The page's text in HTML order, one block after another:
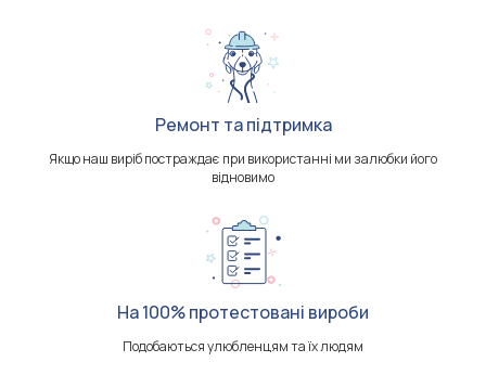
Ремонт та підтримка
Якщо наш виріб постраждає при використанні ми залюбки його
відновимо
На 100% протестовані вироби
Подобаються улюбленцям та їх людям